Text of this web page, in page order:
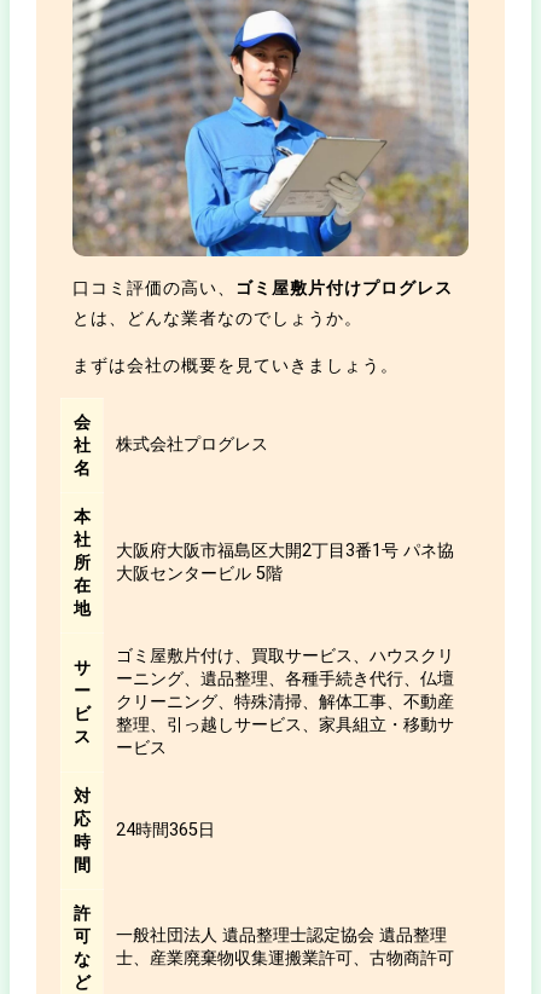
口コミ評価の高い、
ゴミ屋敷片付けプログレス
とは、どんな業者なのでしょうか。
まずは会社の概要を見ていきましょう。
会
社
名
株式会社プログレス
本
社
所
在
地
大阪府大阪市福島区大開2丁目3番1号 パネ協
大阪センタービル 5階
サ
ー
ビ
ス
ゴミ屋敷片付け、買取サービス、ハウスクリ
ーニング、遺品整理、各種手続き代行、仏壇
クリーニング、特殊清掃、解体工事、不動産
整理、引っ越しサービス、家具組立・移動サ
ービス
対
応
時
間
24時間365日
許
可
な
ど
一般社団法人 遺品整理士認定協会 遺品整理
士、産業廃棄物収集運搬業許可、古物商許可